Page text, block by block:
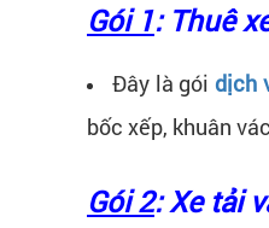
Gói 1: Thuê
Đây là góidịch
bốc xếp, khuân
Gói 2: Xe tải